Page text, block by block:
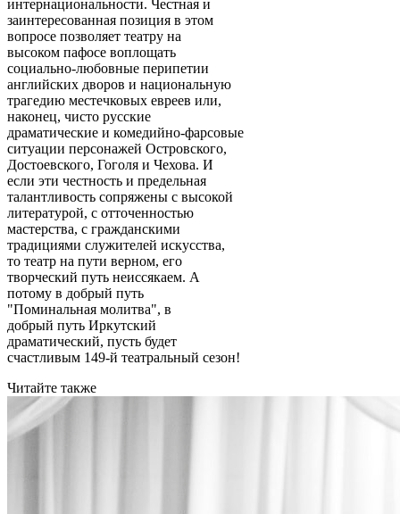
интернациональности. Честная и
заинтересованная позиция в этом
вопросе позволяет театру на
высоком пафосе воплощать
социально-любовные перипетии
английских дворов и национальную
трагедию местечковых евреев или,
наконец, чисто русские
драматические и комедийно-фарсовые
ситуации персонажей Островского,
Достоевского, Гоголя и Чехова. И
если эти честность и предельная
талантливость сопряжены с высокой
литературой, с отточенностью
мастерства, с гражданскими
традициями служителей искусства,
то театр на пути верном, его
творческий путь неиссякаем. А
потому в добрый путь
"Поминальная молитва", в
добрый путь Иркутский
драматический, пусть будет
счастливым 149-й театральный сезон!
Читайте также